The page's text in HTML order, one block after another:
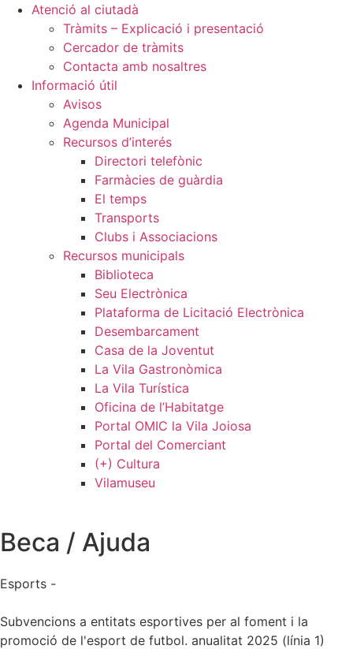
Atenció al ciutadà
Tràmits – Explicació i presentació
Cercador de tràmits
Contacta amb nosaltres
Informació útil
Avisos
Agenda Municipal
Recursos d’interés
Directori telefònic
Farmàcies de guàrdia
El temps
Transports
Clubs i Associacions
Recursos municipals
Biblioteca
Seu Electrònica
Plataforma de Licitació Electrònica
Desembarcament
Casa de la Joventut
La Vila Gastronòmica
La Vila Turística
Oficina de l’Habitatge
Portal OMIC la Vila Joiosa
Portal del Comerciant
(+) Cultura
Vilamuseu
Beca / Ajuda
Esports -
Subvencions a entitats esportives per al foment i la
promoció de l'esport de futbol. anualitat 2025 (línia 1)